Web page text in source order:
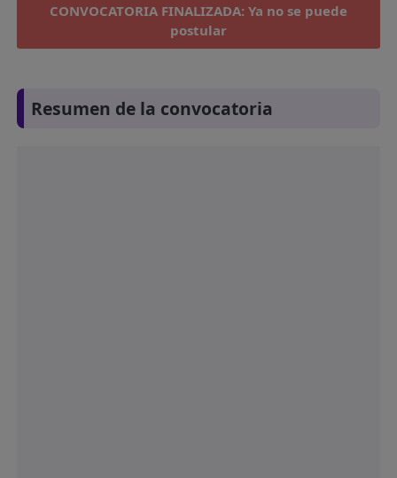
CONVOCATORIA FINALIZADA: Ya no se puede
postular
Resumen de la convocatoria